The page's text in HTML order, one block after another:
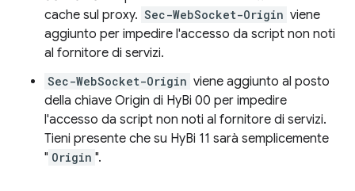
cache sul proxy. Sec-WebSocket-Origin viene
aggiunto per impedire l'accesso da script non noti
al fornitore di servizi.
Sec-WebSocket-Origin viene aggiunto al posto
della chiave Origin di HyBi 00 per impedire
l'accesso da script non noti al fornitore di servizi.
Tieni presente che su HyBi 11 sarà semplicemente
" Origin ".